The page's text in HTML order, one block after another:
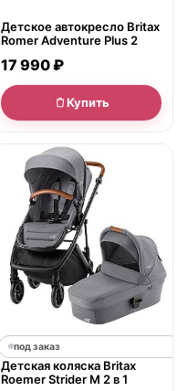
Детское автокресло Britax
Romer Adventure Plus 2
17 990 ₽
Купить
под заказ
Детская коляска Britax
Roemer Strider M 2 в 1